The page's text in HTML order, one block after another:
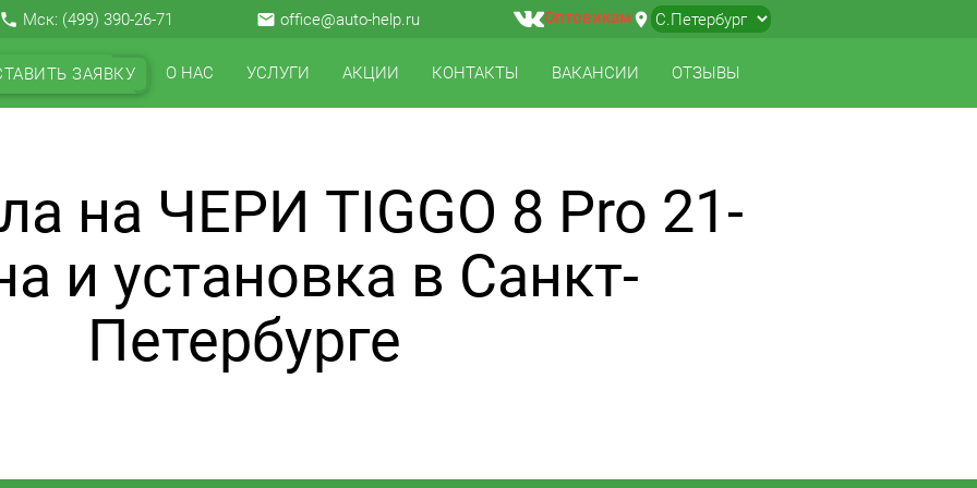
local_phone Мск: (499) 390-26-71 email office@auto-help.ru Оптовикамlocation_on ▼
ЗАЯВКУ О НАС УСЛУГИ АКЦИИ КОНТАКТЫ ВАКАНСИИ ОТЗЫВЫ
на ЧЕРИ TIGGO 8 Pro 21-
и установка в Санкт-
Петербурге